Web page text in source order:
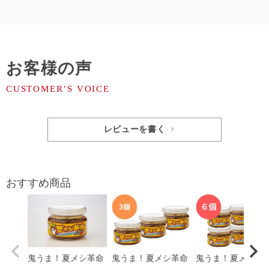
お客様の声
レビューを書く
おすすめ商品
鬼うま！夏メシ革命
鬼うま！夏メシ革命
鬼うま！夏メシ革